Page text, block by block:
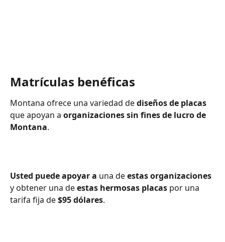
Matrículas benéficas
Montana ofrece una variedad de diseños de placas
que apoyan a organizaciones sin fines de lucro de
Montana.
Usted puede apoyar a una de estas organizaciones
y obtener una de estas hermosas placas por una
tarifa fija de $95 dólares.